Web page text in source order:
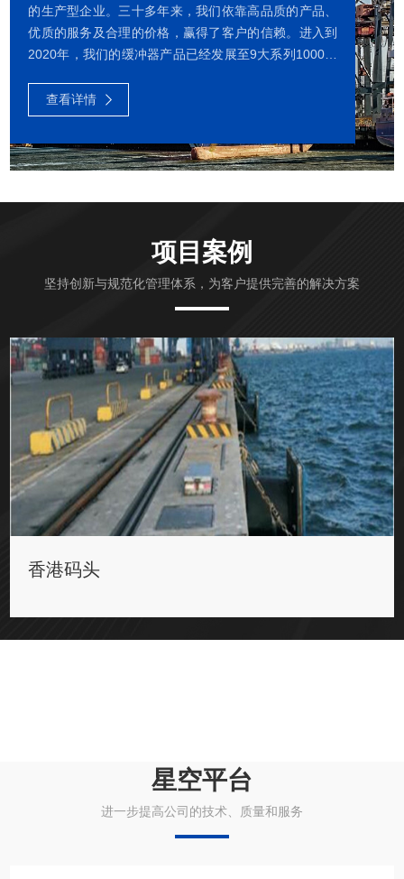
的生产型企业。三十多年来，我们依靠高品质的产品、
优质的服务及合理的价格，赢得了客户的信赖。进入到
2020年，我们的缓冲器产品已经发展至9大系列1000多
（中国） 、复合缓冲器、弹簧缓冲器、橡胶缓冲器、聚
氨酯缓冲器等。我们还可以为客户提供定制化的缓冲器
产品和全面的售后服务。我们公司有多项发明专利、有
专业的技术与生产团队、中国首个专业的缓冲器检测实
台获得了国家发明专利。我们公司长期与中科院和大连
查看详情
项目案例
坚持创新与规范化管理体系，为客户提供完善的解决方案
香港码头
星空平台
进一步提高公司的技术、质量和服务